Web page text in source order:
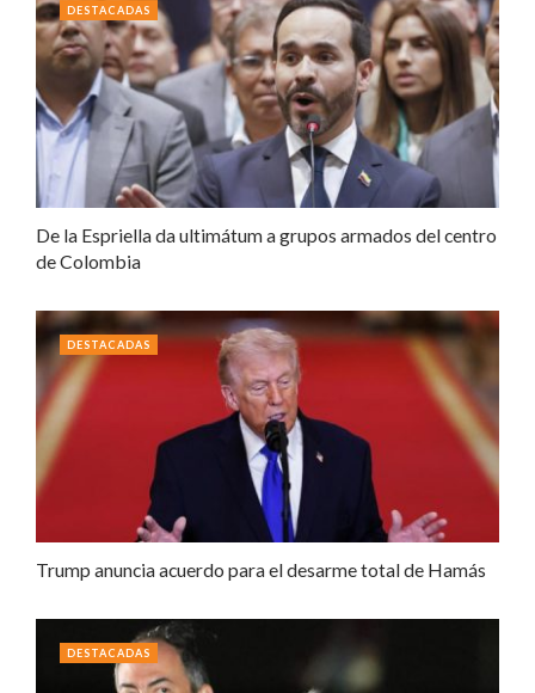
De la Espriella da ultimátum a grupos armados del centro
de Colombia
DESTACADAS
Trump anuncia acuerdo para el desarme total de Hamás
DESTACADAS
DESTACADAS